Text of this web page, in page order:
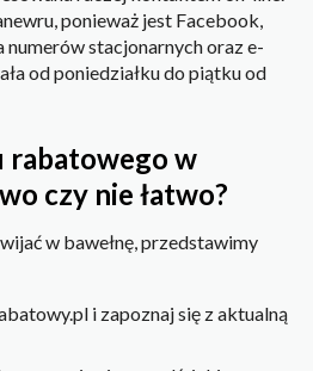
ponieważ jest Facebook,
stacjonarnych oraz e-
od poniedziałku do piątku od
rabatowego w
czy nie łatwo?
w bawełnę, przedstawimy
i zapoznaj się z aktualną